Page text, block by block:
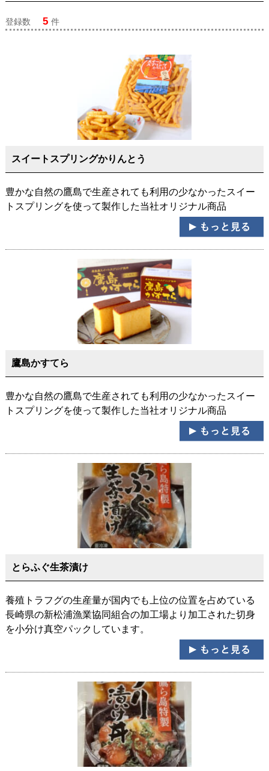
登録数 5 件
スイートスプリングかりんとう
豊かな自然の鷹島で生産されても利用の少なかったスイー
トスプリングを使って製作した当社オリジナル商品
鷹島かすてら
豊かな自然の鷹島で生産されても利用の少なかったスイー
トスプリングを使って製作した当社オリジナル商品
とらふぐ生茶漬け
養殖トラフグの生産量が国内でも上位の位置を占めている
長崎県の新松浦漁業協同組合の加工場より加工された切身
を小分け真空パックしています。